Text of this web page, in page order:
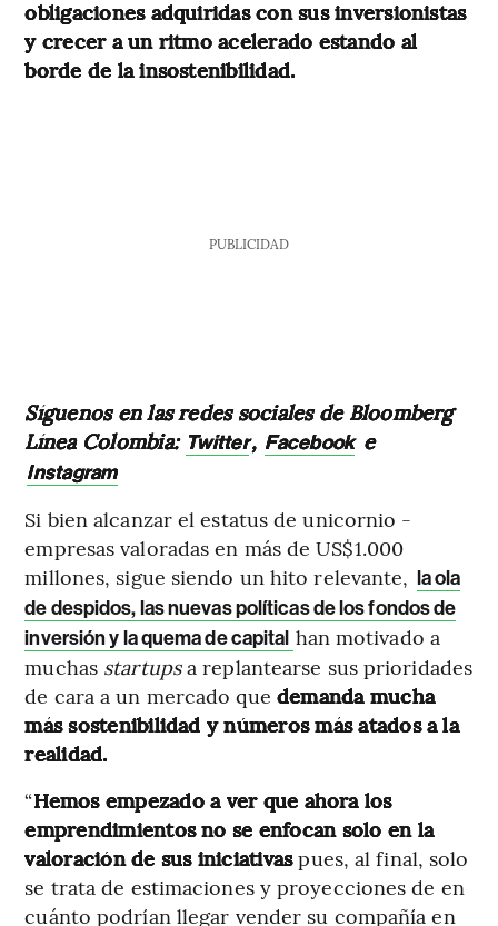
obligaciones adquiridas con sus inversionistas
y crecer a un ritmo acelerado estando al
borde de la insostenibilidad.
PUBLICIDAD
Síguenos en las redes sociales de Bloomberg
Línea Colombia: Twitter, Facebook e
Instagram
Si bien alcanzar el estatus de unicornio -
empresas valoradas en más de US$1.000
millones, sigue siendo un hito relevante, la ola
de despidos, las nuevas políticas de los fondos de
inversión y la quema de capital han motivado a
muchas startupsa replantearse sus prioridades
de cara a un mercado que demanda mucha
más sostenibilidad y números más atados a la
realidad.
“Hemos empezado a ver que ahora los
emprendimientos no se enfocan solo en la
valoración de sus iniciativaspues, al final, solo
se trata de estimaciones y proyecciones de en
cuánto podrían llegar vender su compañía en